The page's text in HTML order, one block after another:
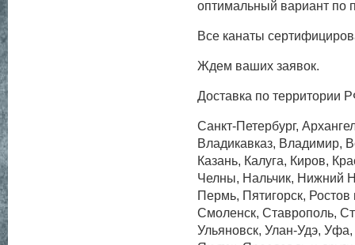
оптимальный вариант по
Все канаты
Ждем ваших заявок.
Доставка по территории
Санкт-Петербург,
Владикавказ, Владимир,
Казань, Калуга, Киров,
Челны, Нальчик, Нижний
Пермь, Пятигорск,
Смоленск, Ставрополь,
Ульяновск, Улан-Удэ,